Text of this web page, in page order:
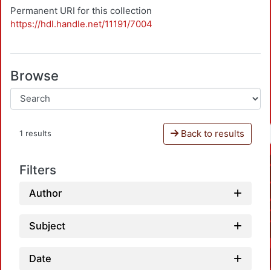
Permanent URI for this collection
https://hdl.handle.net/11191/7004
Browse
1 results Back to results
Filters
Author
Subject
Date